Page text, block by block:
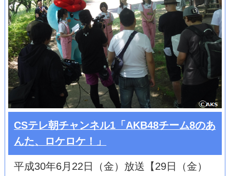
CSテレ朝チャンネル1「AKB48チーム8のあ
んた、ロケロケ！」
平成30年6月22日（金）放送【29日（金）